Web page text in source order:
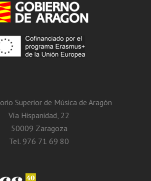
Superior de Música de Aragón
Vía Hispanidad, 22
50009 Zaragoza
Tel. 976 71 69 80